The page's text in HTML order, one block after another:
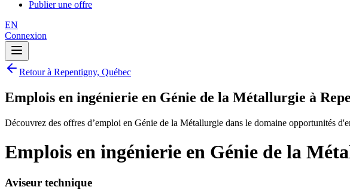
Publier une offre
EN
Connexion
Retour à Repentigny, Québec
Emplois en ingénierie en Génie de la Métallurgie à
Découvrez des offres d’emploi en Génie de la Métallurgie dans le domaine opportunités
Emplois en ingénierie en Génie de la
Aviseur technique